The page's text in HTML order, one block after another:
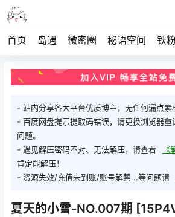
首页 岛遇 微密圈 秘语空间 铁
- 站内分享各大平台优质博主，无任何漏点素
- 百度网盘提示提取码错误，请更换浏览器
问题。
- 遇见解压密码不对、无法解压，请查看
《
肯定能解压！
- 资源失效/充值未到账/账号解禁...等问题请
夏天的小雪-NO.007期